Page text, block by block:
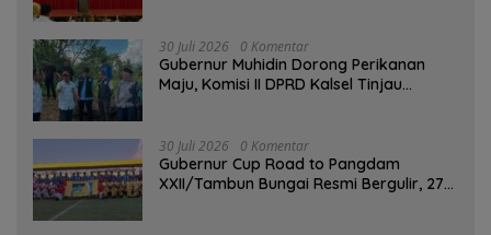
30 Juli 2026 0 Komentar
Gubernur Muhidin Dorong Perikanan
Maju, Komisi II DPRD Kalsel Tinjau
30 Juli 2026 0 Komentar
Gubernur Cup Road to Pangdam
XXII/Tambun Bungai Resmi Bergulir, 27